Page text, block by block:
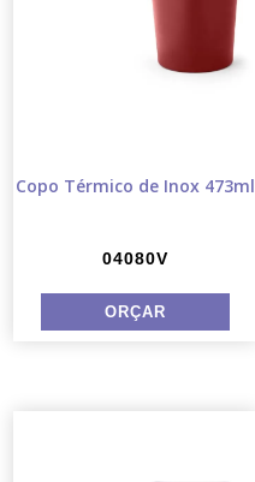
Copo Térmico de Inox 473ml
04080V